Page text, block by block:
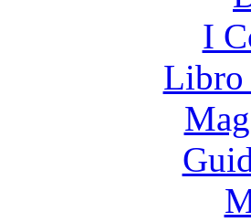
I
Libro